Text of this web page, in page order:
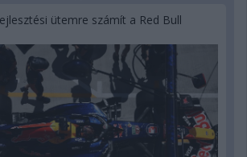
ütemre számít a Red Bull